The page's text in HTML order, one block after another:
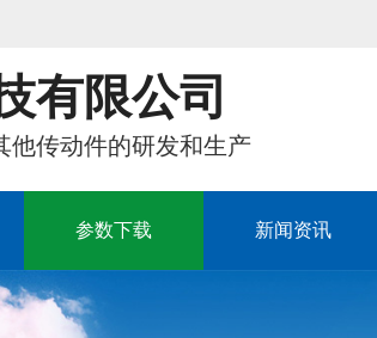
有限公司
传动件的研发和生产
参数下载 新闻资讯